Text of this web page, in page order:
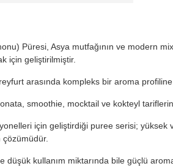
Püresi, Asya mutfağının ve modern
için geliştirilmiştir.
arasında kompleks bir aroma
smoothie, mocktail ve kokteyl
için geliştirdiği puree serisi;
düşük kullanım miktarında bile güçlü